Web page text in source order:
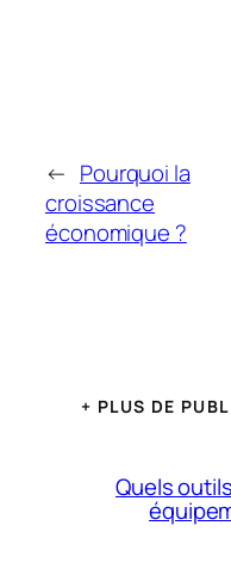
← Pourquoi la
croissance
économique ?
+ PLUS DE
Quels